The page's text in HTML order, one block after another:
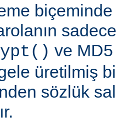
ve
üretilmiş
sözlük